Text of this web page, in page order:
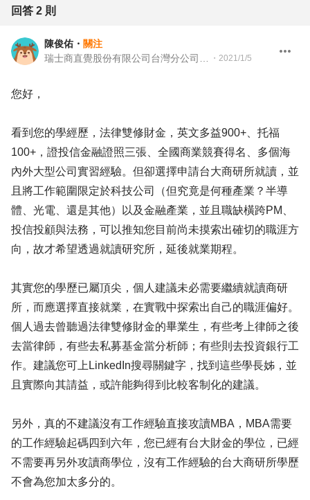
回答 2 則
陳俊佑 ・ 關注
・ 2021/1/5
您好，
看到您的學經歷，法律雙修財金，英文多益900+、托福
100+，證投信金融證照三張、全國商業競賽得名、多個海
內外大型公司實習經驗。但卻選擇申請台大商研所就讀，並
且將工作範圍限定於科技公司（但究竟是何種產業？半導
體、光電、還是其他）以及金融產業，並且職缺橫跨PM、
投信投顧與法務，可以推知您目前尚未摸索出確切的職涯方
向，故才希望透過就讀研究所，延後就業期程。
其實您的學歷已屬頂尖，個人建議未必需要繼續就讀商研
所，而應選擇直接就業，在實戰中探索出自己的職涯偏好。
個人過去曾聽過法律雙修財金的畢業生，有些考上律師之後
去當律師，有些去私募基金當分析師；有些則去投資銀行工
作。建議您可上LinkedIn搜尋關鍵字，找到這些學長姊，並
且實際向其請益，或許能夠得到比較客制化的建議。
另外，真的不建議沒有工作經驗直接攻讀MBA，MBA需要
的工作經驗起碼四到六年，您已經有台大財金的學位，已經
不需要再另外攻讀商學位，沒有工作經驗的台大商研所學歷
不會為您加太多分的。